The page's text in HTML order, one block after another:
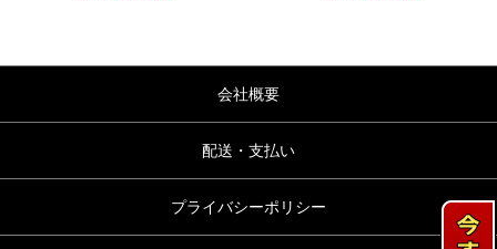
会社概要
配送・支払い
プライバシーポリシー